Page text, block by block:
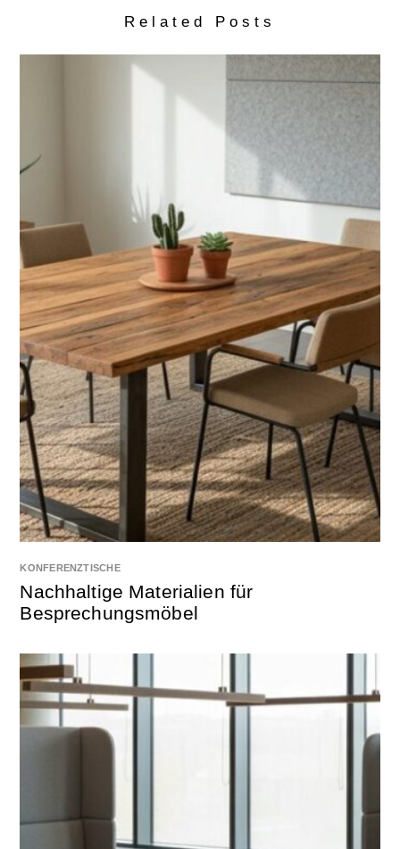
Related Posts
KONFERENZTISCHE
Nachhaltige Materialien für
Besprechungsmöbel